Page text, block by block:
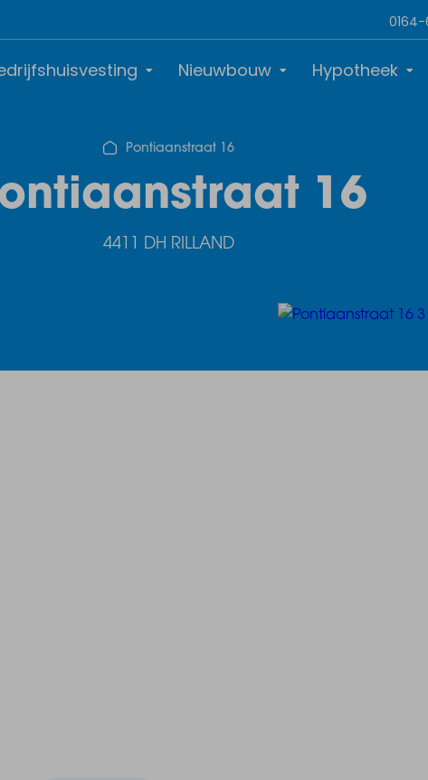
Nieuwbouw Hypotheek
Pontiaanstraat 16
16
4411 DH RILLAND